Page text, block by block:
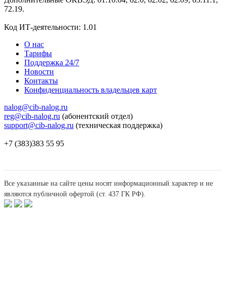
72.19.
Код ИТ-деятельности: 1.01
О нас
Тарифы
Поддержка 24/7
Новости
Контакты
Конфиденциальность владельцев карт
nalog@cib-nalog.ru
reg@cib-nalog.ru (абонентский отдел)
support@cib-nalog.ru (техническая поддержка)
+7 (383)383 55 95
Все указанные на сайте цены носят информационный характер и не
являются публичной офертой (ст. 437 ГК РФ).